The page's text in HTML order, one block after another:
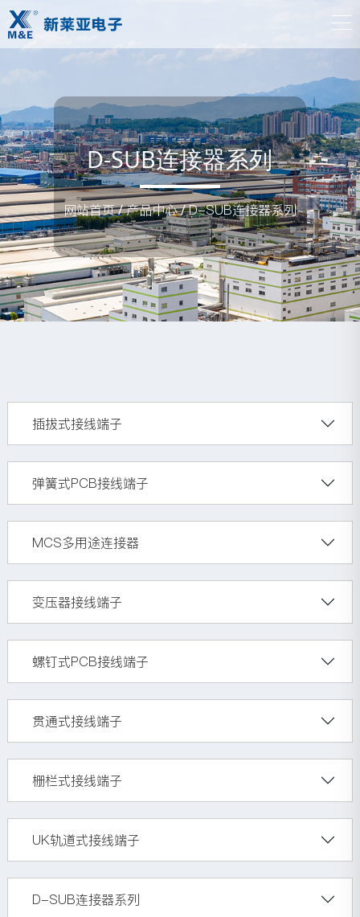
D-SUB连接器系列
网站首页/产品中心/D-SUB连接器系列
插拔式接线端子
弹簧式PCB接线端子
MCS多用途连接器
变压器接线端子
螺钉式PCB接线端子
贯通式接线端子
栅栏式接线端子
UK轨道式接线端子
D-SUB连接器系列